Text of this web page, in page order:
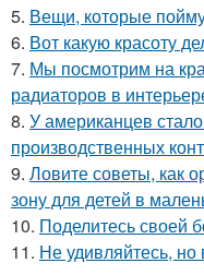
5. Вещи, которые
6. Вот какую красоту
7. Мы посмотрим на
радиаторов в
8. У американцев
производственных
9. Ловите советы, как
зону для детей в
10. Поделитесь своей
11. Не удивляйтесь,